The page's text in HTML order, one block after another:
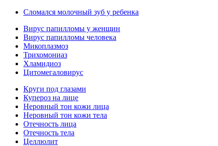
Сломался молочный зуб у ребенка
Вирус папилломы у женщин
Вирус папилломы человека
Микоплазмоз
Трихомониаз
Хламидиоз
Цитомегаловирус
Круги под глазами
Купероз на лице
Неровный тон кожи лица
Неровный тон кожи тела
Отечность лица
Отечность тела
Целлюлит